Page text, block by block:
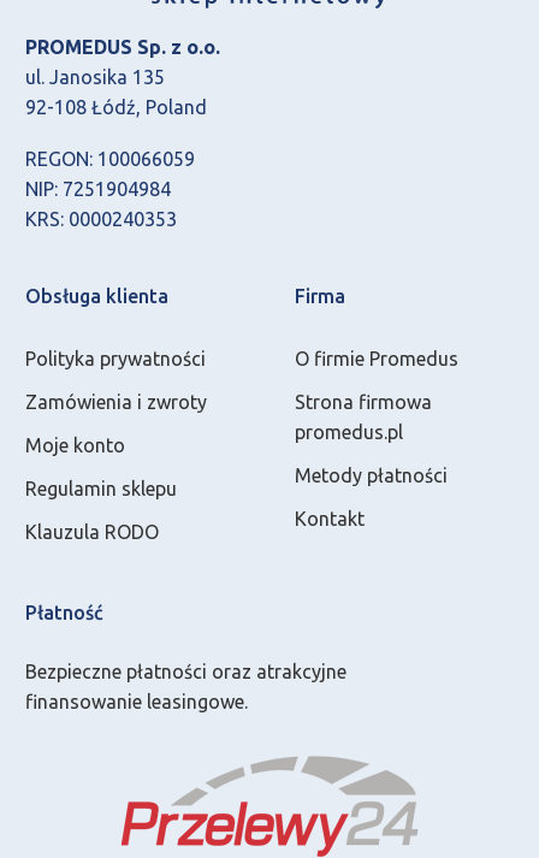
PROMEDUS Sp. z o.o.
ul. Janosika 135
92-108 Łódź, Poland
REGON: 100066059
NIP: 7251904984
KRS: 0000240353
Obsługa klienta
Polityka prywatności
Zamówienia i zwroty
Moje konto
Regulamin sklepu
Klauzula RODO
Firma
O firmie Promedus
Strona firmowa
promedus.pl
Metody płatności
Kontakt
Płatność
Bezpieczne płatności oraz atrakcyjne
finansowanie leasingowe.